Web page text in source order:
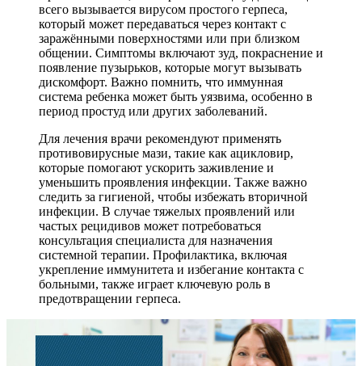
всего вызывается вирусом простого герпеса,
который может передаваться через контакт с
заражёнными поверхностями или при близком
общении. Симптомы включают зуд, покраснение и
появление пузырьков, которые могут вызывать
дискомфорт. Важно помнить, что иммунная
система ребенка может быть уязвима, особенно в
период простуд или других заболеваний.
Для лечения врачи рекомендуют применять
противовирусные мази, такие как ацикловир,
которые помогают ускорить заживление и
уменьшить проявления инфекции. Также важно
следить за гигиеной, чтобы избежать вторичной
инфекции. В случае тяжелых проявлений или
частых рецидивов может потребоваться
консультация специалиста для назначения
системной терапии. Профилактика, включая
укрепление иммунитета и избегание контакта с
больными, также играет ключевую роль в
предотвращении герпеса.